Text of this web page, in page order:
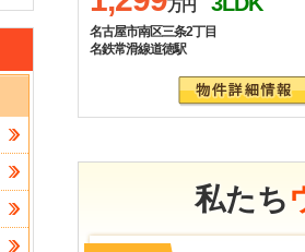
万円
名古屋市南区三条2丁目
名鉄常滑線道徳駅
私たち